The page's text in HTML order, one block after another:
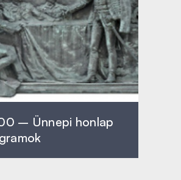
– Ünnepi honlap